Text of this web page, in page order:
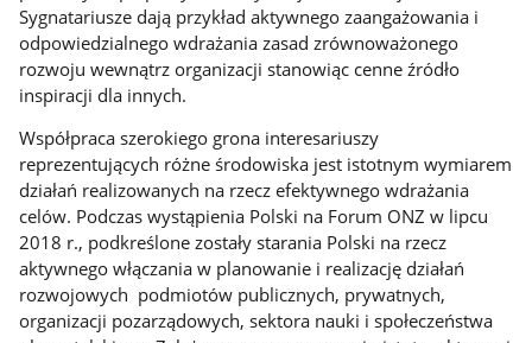
Sygnatariusze dają przykład aktywnego zaangażowania i
odpowiedzialnego wdrażania zasad zrównoważonego
rozwoju wewnątrz organizacji stanowiąc cenne źródło
inspiracji dla innych.
Współpraca szerokiego grona interesariuszy
reprezentujących różne środowiska jest istotnym wymiarem
działań realizowanych na rzecz efektywnego wdrażania
celów. Podczas wystąpienia Polski na Forum ONZ w lipcu
2018 r., podkreślone zostały starania Polski na rzecz
aktywnego włączania w planowanie i realizację działań
rozwojowych podmiotów publicznych, prywatnych,
organizacji pozarządowych, sektora nauki i społeczeństwa